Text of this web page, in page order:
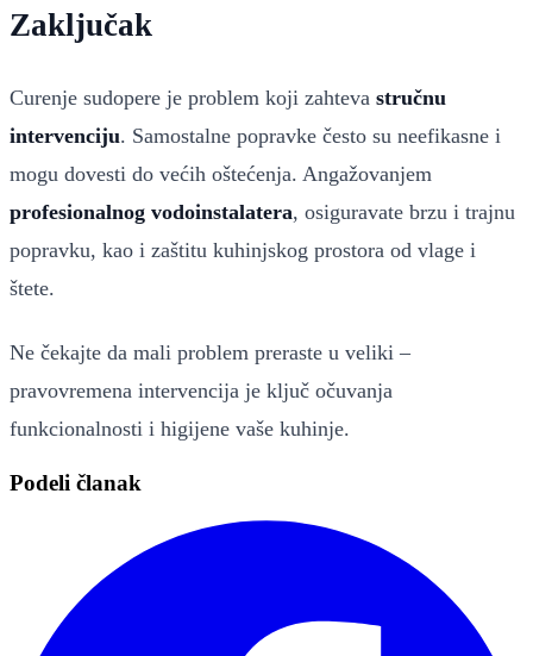
Zaključak
Curenje sudopere je problem koji zahteva stručnu
intervenciju. Samostalne popravke često su neefikasne i
mogu dovesti do većih oštećenja. Angažovanjem
profesionalnog vodoinstalatera, osiguravate brzu i trajnu
popravku, kao i zaštitu kuhinjskog prostora od vlage i
štete.
Ne čekajte da mali problem preraste u veliki –
pravovremena intervencija je ključ očuvanja
funkcionalnosti i higijene vaše kuhinje.
Podeli članak